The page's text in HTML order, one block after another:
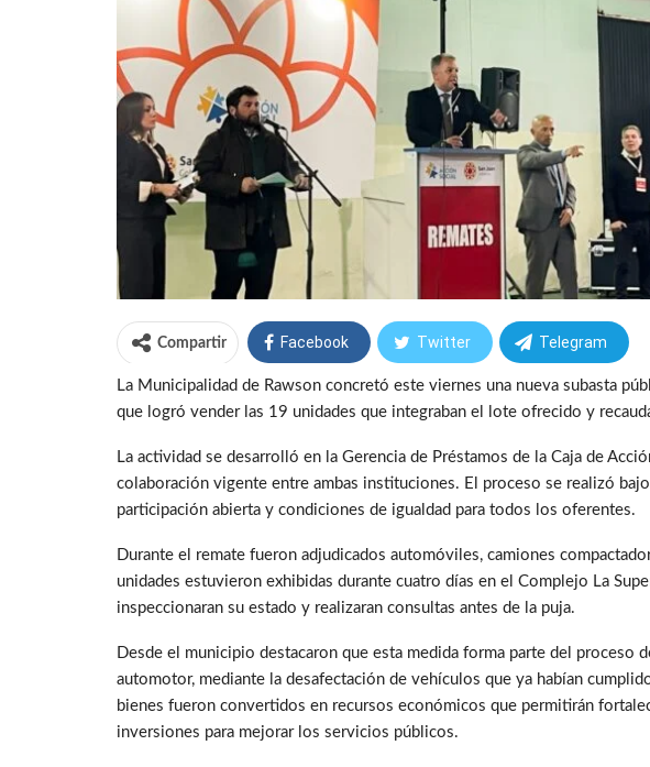
Compartir Facebook Twitter Telegram
La Municipalidad de Rawson concretó este viernes una nueva subasta
que logró vender las 19 unidades que integraban el lote ofrecido y
La actividad se desarrolló en la Gerencia de Préstamos de la Caja de
colaboración vigente entre ambas instituciones. El proceso se realizó
participación abierta y condiciones de igualdad para todos los oferentes.
Durante el remate fueron adjudicados automóviles, camiones
unidades estuvieron exhibidas durante cuatro días en el Complejo La
inspeccionaran su estado y realizaran consultas antes de la puja.
Desde el municipio destacaron que esta medida forma parte del proceso
automotor, mediante la desafectación de vehículos que ya habían
bienes fueron convertidos en recursos económicos que permitirán
inversiones para mejorar los servicios públicos.